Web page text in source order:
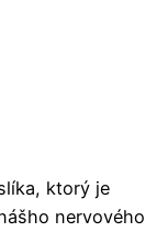
ktorý je
nervového